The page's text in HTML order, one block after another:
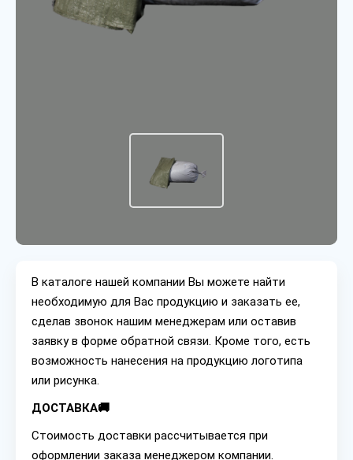
В каталоге нашей компании Вы можете найти
необходимую для Вас продукцию и заказать ее,
сделав звонок нашим менеджерам или оставив
заявку в форме обратной связи. Кроме того, есть
возможность нанесения на продукцию логотипа
или рисунка.
ДОСТАВКА🚚
Стоимость доставки рассчитывается при
оформлении заказа менеджером компании.